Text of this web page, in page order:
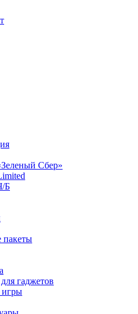
Сбер»
Б
пакеты
гаджетов
игры